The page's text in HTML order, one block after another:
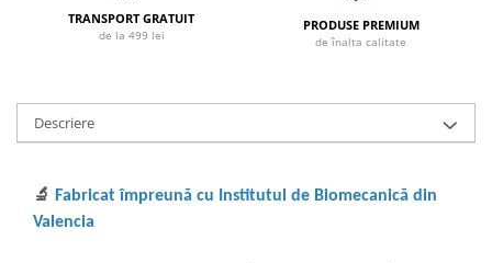
TRANSPORT GRATUIT
de la 499 lei
PRODUSE PREMIUM
de înalta calitate
Descriere
🔬 Fabricat împreună cu Institutul de Biomecanică din
Valencia